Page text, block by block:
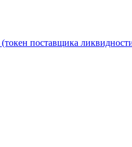
поставщика